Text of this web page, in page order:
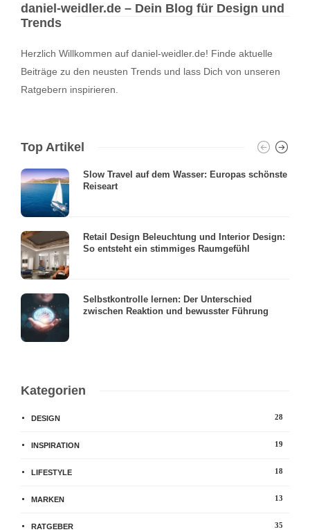
daniel-weidler.de – Dein Blog für Design und
Trends
Herzlich Willkommen auf daniel-weidler.de! Finde aktuelle
Beiträge zu den neusten Trends und lass Dich von unseren
Ratgebern inspirieren.
Top Artikel
Slow Travel auf dem Wasser: Europas schönste
Reiseart
Retail Design Beleuchtung und Interior Design:
So entsteht ein stimmiges Raumgefühl
Selbstkontrolle lernen: Der Unterschied
zwischen Reaktion und bewusster Führung
Kategorien
DESIGN 28
INSPIRATION 19
LIFESTYLE 18
MARKEN 13
RATGEBER 35